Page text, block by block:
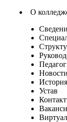
О
Новости
История
Устав